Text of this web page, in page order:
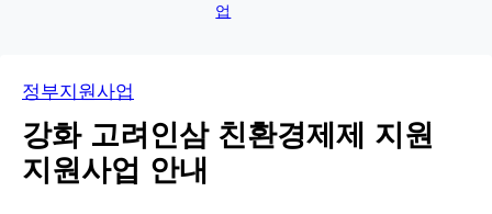
업
정부지원사업
강화 고려인삼 친환경제제 지원
지원사업 안내